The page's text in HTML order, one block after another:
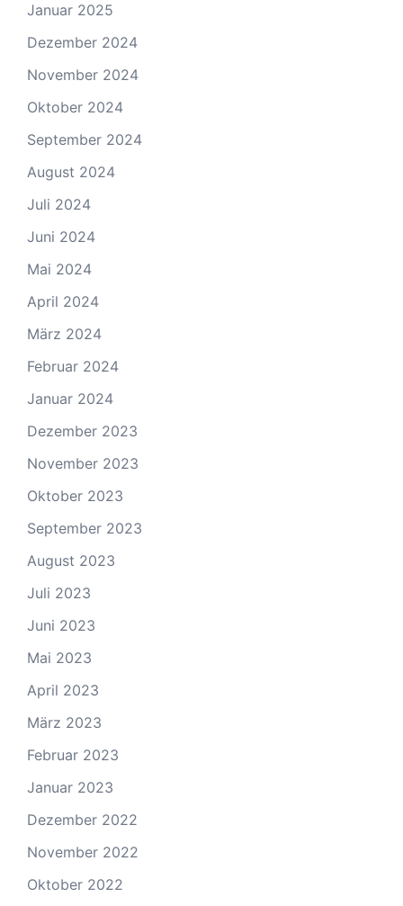
Januar 2025
Dezember 2024
November 2024
Oktober 2024
September 2024
August 2024
Juli 2024
Juni 2024
Mai 2024
April 2024
März 2024
Februar 2024
Januar 2024
Dezember 2023
November 2023
Oktober 2023
September 2023
August 2023
Juli 2023
Juni 2023
Mai 2023
April 2023
März 2023
Februar 2023
Januar 2023
Dezember 2022
November 2022
Oktober 2022